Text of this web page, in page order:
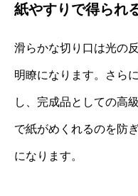
紙やすりで得られ
滑らかな切り口は光の
明瞭になります。さら
し、完成品としての高
で紙がめくれるのを防
になります。